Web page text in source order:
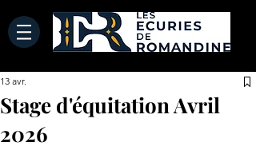
Stage d'équitation Avril
2026
13 avr.